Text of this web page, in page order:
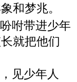
和梦兆。
咐带进少年
就把他们
见少年人